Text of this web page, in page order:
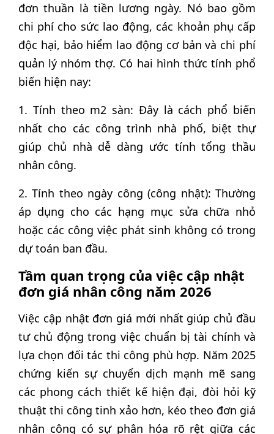
đơn thuần là tiền lương ngày. Nó bao gồm
chi phí cho sức lao động, các khoản phụ cấp
độc hại, bảo hiểm lao động cơ bản và chi phí
quản lý nhóm thợ. Có hai hình thức tính phổ
biến hiện nay:
1. Tính theo m2 sàn: Đây là cách phổ biến
nhất cho các công trình nhà phố, biệt thự
giúp chủ nhà dễ dàng ước tính tổng thầu
nhân công.
2. Tính theo ngày công (công nhật): Thường
áp dụng cho các hạng mục sửa chữa nhỏ
hoặc các công việc phát sinh không có trong
dự toán ban đầu.
Tầm quan trọng của việc cập nhật
đơn giá nhân công năm 2026
Việc cập nhật đơn giá mới nhất giúp chủ đầu
tư chủ động trong việc chuẩn bị tài chính và
lựa chọn đối tác thi công phù hợp. Năm 2025
chứng kiến sự chuyển dịch mạnh mẽ sang
các phong cách thiết kế hiện đại, đòi hỏi kỹ
thuật thi công tinh xảo hơn, kéo theo đơn giá
nhân công có sự phân hóa rõ rệt giữa các